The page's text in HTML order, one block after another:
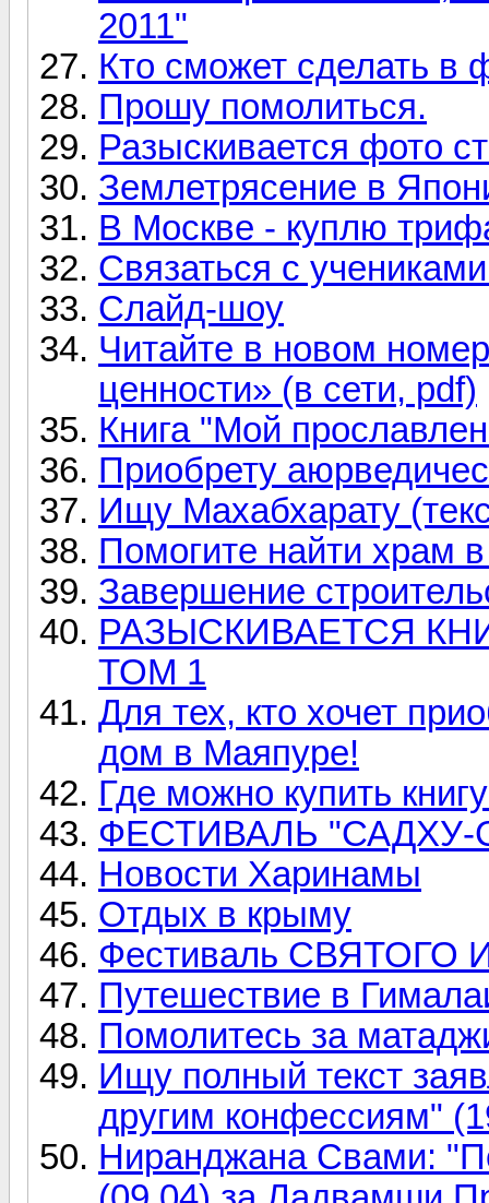
2011"
Кто сможет сделать в
Прошу помолиться.
Разыскивается фото
Землетрясение в
В Москве - куплю
Связаться с
Слайд-шоу
Читайте в новом
ценности» (в сети, pdf)
Книга "Мой
Приобрету
Ищу Махабхарату
Помогите найти храм
Завершение
РАЗЫСКИВАЕТСЯ
ТОМ 1
Для тех, кто хочет
дом в Маяпуре!
Где можно купить
ФЕСТИВАЛЬ "САДХУ-
Новости Харинамы
Отдых в крыму
Фестиваль СВЯТОГО
Путешествие в
Помолитесь за
Ищу полный текст
другим конфессиям"
Ниранджана Свами: